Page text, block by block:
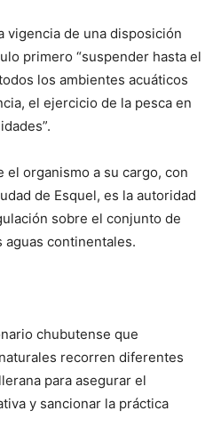
vigencia de una disposición
primero “suspender hasta el
los ambientes acuáticos
el ejercicio de la pesca en
el organismo a su cargo, con
de Esquel, es la autoridad
sobre el conjunto de
continentales.
chubutense que
recorren diferentes
para asegurar el
y sancionar la práctica